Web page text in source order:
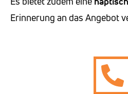
Erinnerung an das Angebot